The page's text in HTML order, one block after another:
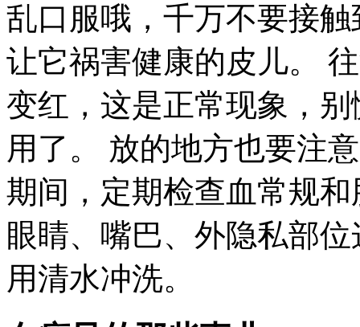
乱口服哦，千万不要接
让它祸害健康的皮儿。
变红，这是正常现象，
用了。 放的地方也要注
期间，定期检查血常规
眼睛、嘴巴、外隐私部
用清水冲洗。